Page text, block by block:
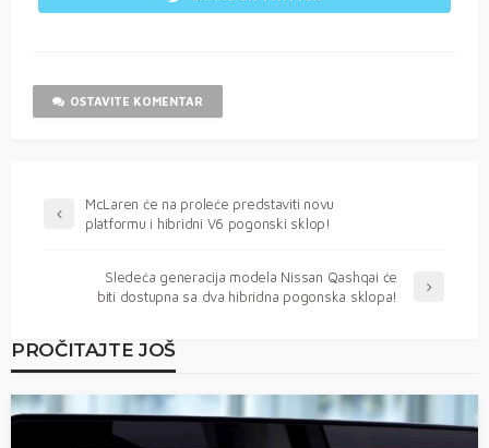
OSTAVITE KOMENTAR
McLaren će na proleće predstaviti novu
platformu i hibridni V6 pogonski sklop!
Sledeća generacija modela Nissan Qashqai će
biti dostupna sa dva hibridna pogonska sklopa!
PROČITAJTE JOŠ